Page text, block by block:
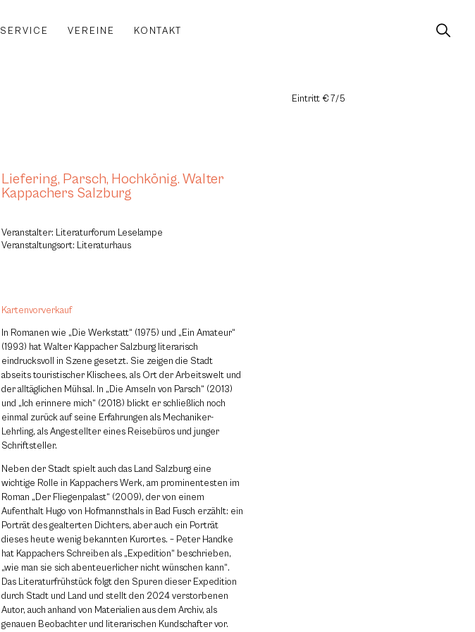
SERVICE VEREINE KONTAKT
Eintritt € 7/5
Liefering, Parsch, Hochkönig. Walter
Kappachers Salzburg
Veranstalter: Literaturforum Leselampe
Veranstaltungsort: Literaturhaus
Kartenvorverkauf
In Romanen wie „Die Werkstatt“ (1975) und „Ein Amateur“
(1993) hat Walter Kappacher Salzburg literarisch
eindrucksvoll in Szene gesetzt. Sie zeigen die Stadt
abseits touristischer Klischees, als Ort der Arbeitswelt und
der alltäglichen Mühsal. In „Die Amseln von Parsch“ (2013)
und „Ich erinnere mich“ (2018) blickt er schließlich noch
einmal zurück auf seine Erfahrungen als Mechaniker-
Lehrling, als Angestellter eines Reisebüros und junger
Schriftsteller.
Neben der Stadt spielt auch das Land Salzburg eine
wichtige Rolle in Kappachers Werk, am prominentesten im
Roman „Der Fliegenpalast“ (2009), der von einem
Aufenthalt Hugo von Hofmannsthals in Bad Fusch erzählt: ein
Porträt des gealterten Dichters, aber auch ein Porträt
dieses heute wenig bekannten Kurortes. – Peter Handke
hat Kappachers Schreiben als „Expedition“ beschrieben,
„wie man sie sich abenteuerlicher nicht wünschen kann“.
Das Literaturfrühstück folgt den Spuren dieser Expedition
durch Stadt und Land und stellt den 2024 verstorbenen
Autor, auch anhand von Materialien aus dem Archiv, als
genauen Beobachter und literarischen Kundschafter vor.